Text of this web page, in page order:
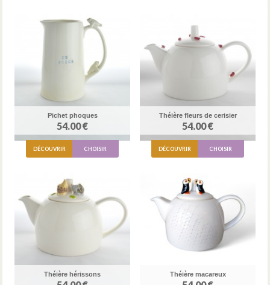
Pichet phoques
54.00 €
DÉCOUVRIR CHOISIR
Théière fleurs de cerisier
54.00 €
DÉCOUVRIR CHOISIR
Théière hérissons Théière macareux